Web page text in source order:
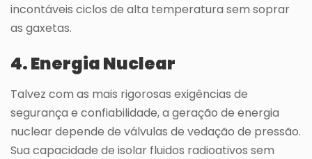
incontáveis ciclos de alta temperatura sem soprar
as gaxetas.
4. Energia Nuclear
Talvez com as mais rigorosas exigências de
segurança e confiabilidade, a geração de energia
nuclear depende de válvulas de vedação de pressão.
Sua capacidade de isolar fluidos radioativos sem